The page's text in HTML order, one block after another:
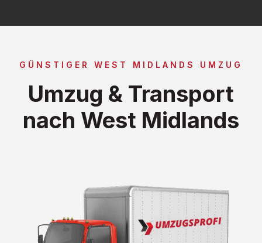
GÜNSTIGER WEST MIDLANDS UMZUG
Umzug & Transport
nach West Midlands